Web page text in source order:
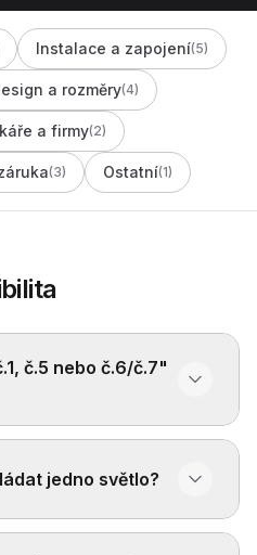
Instalace a zapojení(5)
a rozměry(4)
a firmy(2)
(3) Ostatní(1)
č.5 nebo č.6/č.7"
jedno světlo?